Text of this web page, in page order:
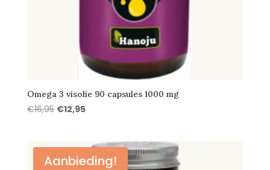
Omega 3 visolie 90 capsules 1000 mg
€16,95 Oorspronkelijke
€16,95.
€12,95Huidige
€12,95.
Aanbieding!